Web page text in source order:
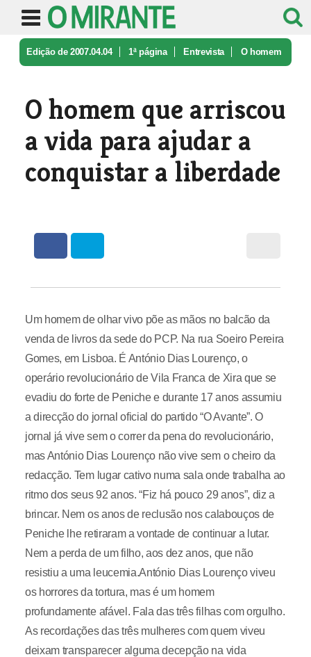
Edição de 2007.04.04 1ª página Entrevista O homem
O homem que arriscou
a vida para ajudar a
conquistar a liberdade
Um homem de olhar vivo põe as mãos no balcão da
venda de livros da sede do PCP. Na rua Soeiro Pereira
Gomes, em Lisboa. É António Dias Lourenço, o
operário revolucionário de Vila Franca de Xira que se
evadiu do forte de Peniche e durante 17 anos assumiu
a direcção do jornal oficial do partido “O Avante”. O
jornal já vive sem o correr da pena do revolucionário,
mas António Dias Lourenço não vive sem o cheiro da
redacção. Tem lugar cativo numa sala onde trabalha ao
ritmo dos seus 92 anos. “Fiz há pouco 29 anos”, diz a
brincar. Nem os anos de reclusão nos calabouços de
Peniche lhe retiraram a vontade de continuar a lutar.
Nem a perda de um filho, aos dez anos, que não
resistiu a uma leucemia.António Dias Lourenço viveu
os horrores da tortura, mas é um homem
profundamente afável. Fala das três filhas com orgulho.
As recordações das três mulheres com quem viveu
deixam transparecer alguma decepção na vida